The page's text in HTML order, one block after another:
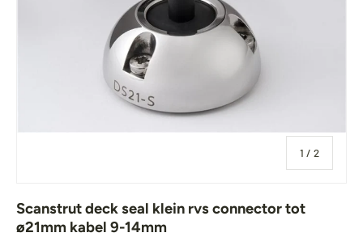
1 / van
2
Scanstrut deck seal klein rvs connector tot
ø21mm kabel 9-14mm